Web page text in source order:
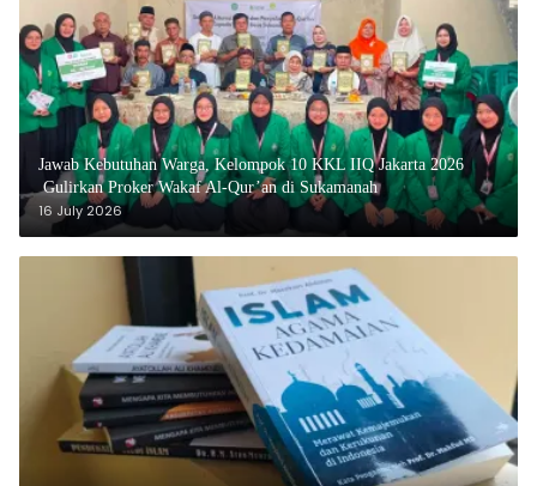
Jawab Kebutuhan Warga, Kelompok 10 KKL IIQ Jakarta 2026
Gulirkan Proker Wakaf Al-Qur’an di Sukamanah
16 July 2026